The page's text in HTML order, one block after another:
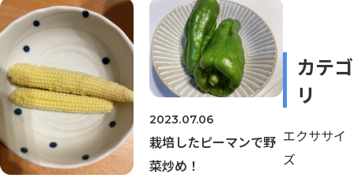
2023.07.06
栽培したピーマンで野
菜炒め！
カテゴ
リ
エクササイ
ズ